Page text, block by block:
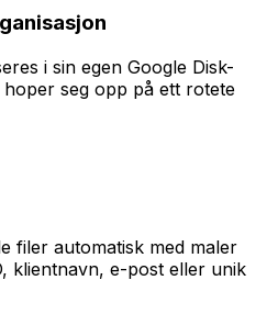
i sin egen Google Disk-
seg opp på ett rotete
filer automatisk med maler
klientnavn, e-post eller unik